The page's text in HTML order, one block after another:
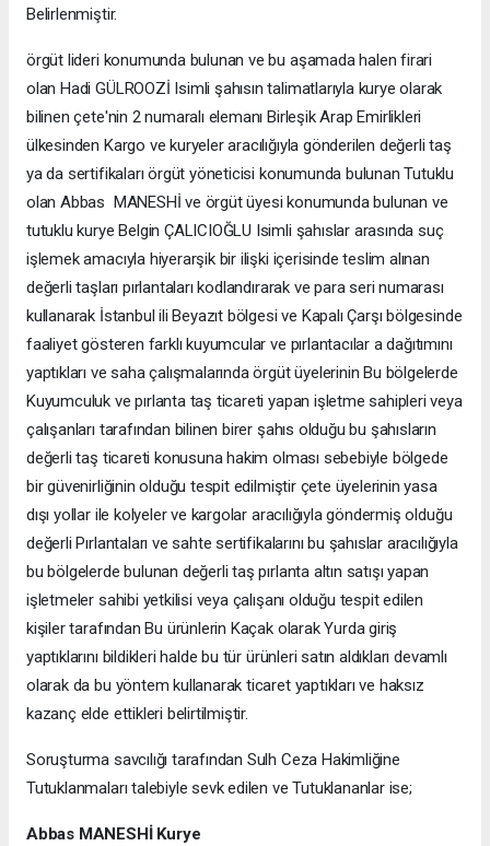
Belirlenmiştir.
örgüt lideri konumunda bulunan ve bu aşamada halen firari
olan Hadi GÜLROOZİ Isimli şahısın talimatlarıyla kurye olarak
bilinen çete'nin 2 numaralı elemanı Birleşik Arap Emirlikleri
ülkesinden Kargo ve kuryeler aracılığıyla gönderilen değerli taş
ya da sertifikaları örgüt yöneticisi konumunda bulunan Tutuklu
olan Abbas MANESHİ ve örgüt üyesi konumunda bulunan ve
tutuklu kurye Belgin ÇALICIOĞLU Isimli şahıslar arasında suç
işlemek amacıyla hiyerarşik bir ilişki içerisinde teslim alınan
değerli taşları pırlantaları kodlandırarak ve para seri numarası
kullanarak İstanbul ili Beyazıt bölgesi ve Kapalı Çarşı bölgesinde
faaliyet gösteren farklı kuyumcular ve pırlantacılar a dağıtımını
yaptıkları ve saha çalışmalarında örgüt üyelerinin Bu bölgelerde
Kuyumculuk ve pırlanta taş ticareti yapan işletme sahipleri veya
çalışanları tarafından bilinen birer şahıs olduğu bu şahısların
değerli taş ticareti konusuna hakim olması sebebiyle bölgede
bir güvenirliğinin olduğu tespit edilmiştir çete üyelerinin yasa
dışı yollar ile kolyeler ve kargolar aracılığıyla göndermiş olduğu
değerli Pırlantaları ve sahte sertifikalarını bu şahıslar aracılığıyla
bu bölgelerde bulunan değerli taş pırlanta altın satışı yapan
işletmeler sahibi yetkilisi veya çalışanı olduğu tespit edilen
kişiler tarafından Bu ürünlerin Kaçak olarak Yurda giriş
yaptıklarını bildikleri halde bu tür ürünleri satın aldıkları devamlı
olarak da bu yöntem kullanarak ticaret yaptıkları ve haksız
kazanç elde ettikleri belirtilmiştir.
Soruşturma savcılığı tarafından Sulh Ceza Hakimliğine
Tutuklanmaları talebiyle sevk edilen ve Tutuklananlar ise;
Abbas MANESHİ Kurye